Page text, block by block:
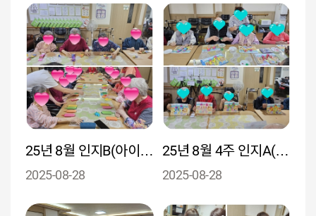
25년 8월 인지B(아이스크림의 색, 맛, 냄새, 질감을 기억하고 연상하는 과정을 통해 기억력과 연상력자극)
2025-08-28
25년 8월 4주 인지A(여름바캉스를 주제로 바다와 해변,신발 등을 표현하며 계절감각과 시각 인지를 자극)
2025-08-28